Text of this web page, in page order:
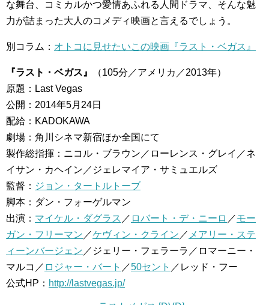
な舞台、コミカルかつ愛情あふれる人間ドラマ、そんな魅
力が詰まった大人のコメディ映画と言えるでしょう。
別コラム： オトコに見せたいこの映画『ラスト・ベガス』
『ラスト・ベガス』
（105分／アメリカ／2013年）
原題：Last Vegas
公開：2014年5月24日
配給：KADOKAWA
劇場：角川シネマ新宿ほか全国にて
製作総指揮：ニコル・ブラウン／ローレンス・グレイ／ネ
イサン・カヘイン／ジェレマイア・サミュエルズ
監督： ジョン・タートルトーブ
脚本：ダン・フォーゲルマン
出演： マイケル・ダグラス ／ ロバート・デ・ニーロ ／モー
ガン・フリーマン ／ケヴィン・クライン ／ メアリー・ステ
ィーンバージェン ／ジェリー・フェラーラ／ロマーニー・
マルコ／ ロジャー・バート ／50セント ／レッド・フー
公式HP： http://lastvegas.jp/